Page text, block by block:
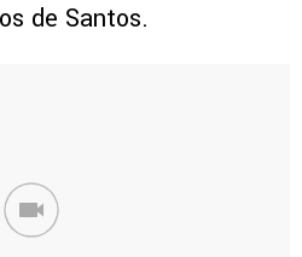
de Santos.